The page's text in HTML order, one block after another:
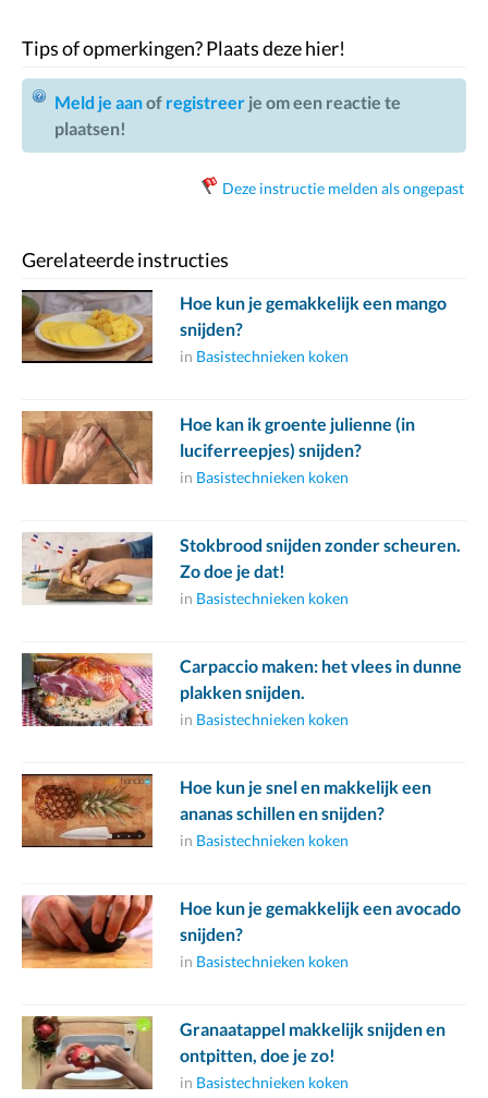
Tips of opmerkingen? Plaats deze hier!
Meld je aanof registreer je om een reactie te
plaatsen!
Deze instructie melden als ongepast
Gerelateerde instructies
Hoe kun je gemakkelijk een mango
snijden?
in Basistechnieken koken
Hoe kan ik groente julienne (in
luciferreepjes) snijden?
in Basistechnieken koken
Stokbrood snijden zonder scheuren.
Zo doe je dat!
in Basistechnieken koken
Carpaccio maken: het vlees in dunne
plakken snijden.
in Basistechnieken koken
Hoe kun je snel en makkelijk een
ananas schillen en snijden?
in Basistechnieken koken
Hoe kun je gemakkelijk een avocado
snijden?
in Basistechnieken koken
Granaatappel makkelijk snijden en
ontpitten, doe je zo!
in Basistechnieken koken